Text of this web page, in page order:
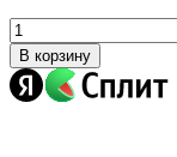
В корзину